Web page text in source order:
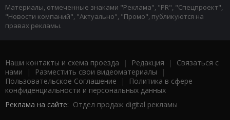
Материалы, отмеченные знаками "Реклама", "PR", "Спецпроект",
"Новости компаний", "Актуально", "Промо", публикуются на
правах рекламы.
Наши контакты и схема проезда | Редакция | Связаться с
нами | Разместить свои видеоматериалы |
Пользовательское Соглашение |
Политика в сфере
конфиденциальности и персональных данных
Реклама на сайте: Отдел продаж digital рекламы